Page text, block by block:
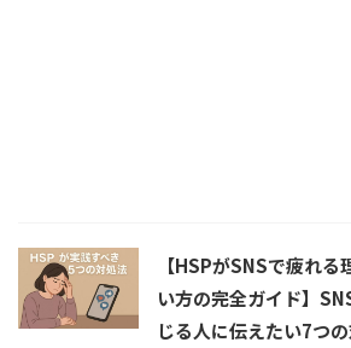
【HSPがSNSで疲れ
い方の完全ガイド】
じる人に伝えたい7つ